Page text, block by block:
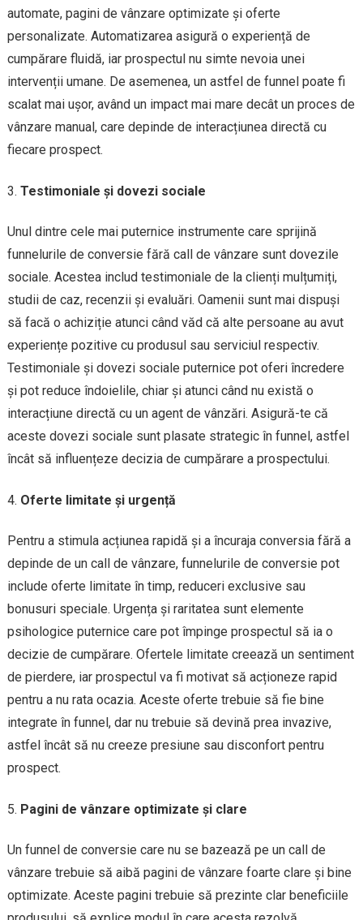
automate, pagini de vânzare optimizate și oferte
personalizate. Automatizarea asigură o experiență de
cumpărare fluidă, iar prospectul nu simte nevoia unei
intervenții umane. De asemenea, un astfel de funnel poate fi
scalat mai ușor, având un impact mai mare decât un proces de
vânzare manual, care depinde de interacțiunea directă cu
fiecare prospect.
Testimoniale și dovezi sociale
Unul dintre cele mai puternice instrumente care sprijină
funnelurile de conversie fără call de vânzare sunt dovezile
sociale. Acestea includ testimoniale de la clienți mulțumiți,
studii de caz, recenzii și evaluări. Oamenii sunt mai dispuși
să facă o achiziție atunci când văd că alte persoane au avut
experiențe pozitive cu produsul sau serviciul respectiv.
Testimoniale și dovezi sociale puternice pot oferi încredere
și pot reduce îndoielile, chiar și atunci când nu există o
interacțiune directă cu un agent de vânzări. Asigură-te că
aceste dovezi sociale sunt plasate strategic în funnel, astfel
încât să influențeze decizia de cumpărare a prospectului.
Oferte limitate și urgență
Pentru a stimula acțiunea rapidă și a încuraja conversia fără a
depinde de un call de vânzare, funnelurile de conversie pot
include oferte limitate în timp, reduceri exclusive sau
bonusuri speciale. Urgența și raritatea sunt elemente
psihologice puternice care pot împinge prospectul să ia o
decizie de cumpărare. Ofertele limitate creează un sentiment
de pierdere, iar prospectul va fi motivat să acționeze rapid
pentru a nu rata ocazia. Aceste oferte trebuie să fie bine
integrate în funnel, dar nu trebuie să devină prea invazive,
astfel încât să nu creeze presiune sau disconfort pentru
prospect.
Pagini de vânzare optimizate și clare
Un funnel de conversie care nu se bazează pe un call de
vânzare trebuie să aibă pagini de vânzare foarte clare și bine
optimizate. Aceste pagini trebuie să prezinte clar beneficiile